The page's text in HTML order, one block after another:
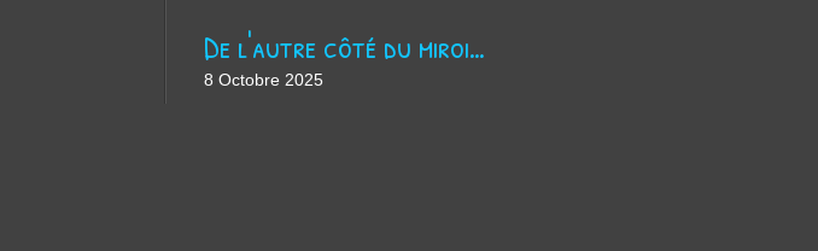
De l'autre côté du miroir - chanson suno ai
8 Octobre 2025